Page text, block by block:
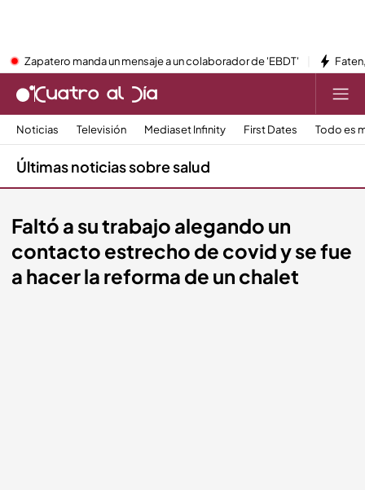
Zapatero manda un mensaje a un colaborador de 'EBDT'
Noticias Televisión Mediaset Infinity First Dates Todo es
Últimas noticias sobre salud
Faltó a su trabajo alegando un
contacto estrecho de covid y se fue
a hacer la reforma de un chalet